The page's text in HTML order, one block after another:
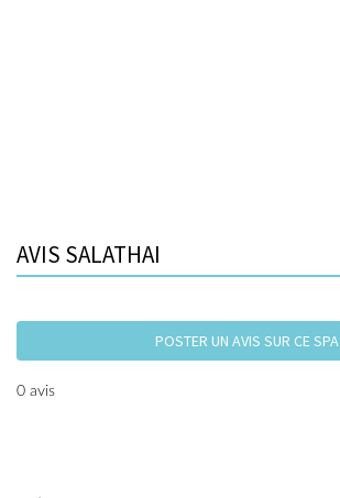
AVIS SALATHAI
POSTER UN AVIS SUR CE SPA
0 avis